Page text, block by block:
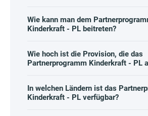
Wie kann man dem
Kinderkraft - PL beitreten?
Wie hoch ist die Provision, die das
Partnerprogramm Kinderkraft - PL
In welchen Ländern ist das
Kinderkraft - PL verfügbar?